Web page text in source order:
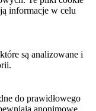
informacje w celu
są analizowane i
do prawidłowego
anonimowe